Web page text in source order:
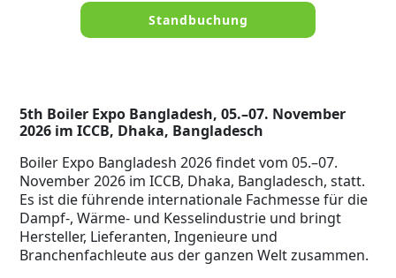
Standbuchung
5th Boiler Expo Bangladesh, 05.–07. November
2026 im ICCB, Dhaka, Bangladesch
Boiler Expo Bangladesh 2026 findet vom 05.–07.
November 2026 im ICCB, Dhaka, Bangladesch, statt.
Es ist die führende internationale Fachmesse für die
Dampf-, Wärme- und Kesselindustrie und bringt
Hersteller, Lieferanten, Ingenieure und
Branchenfachleute aus der ganzen Welt zusammen.